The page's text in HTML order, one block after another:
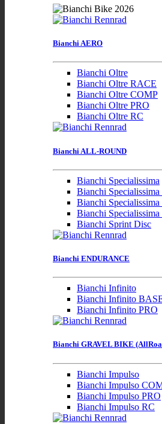
Bianchi AERO
Bianchi Oltre
Bianchi Oltre RACE
Bianchi Oltre COMP
Bianchi Oltre PRO
Bianchi Oltre RC
Bianchi ALL-ROUND
Bianchi Specialissima
Bianchi
Bianchi Specialissima
Bianchi Specialissima
Bianchi Sprint Disc
Bianchi ENDURANCE
Bianchi Infinito
Bianchi Infinito
Bianchi Infinito PRO
Bianchi GRAVEL BIKE
Bianchi Impulso
Bianchi Impulso
Bianchi Impulso PRO
Bianchi Impulso RC